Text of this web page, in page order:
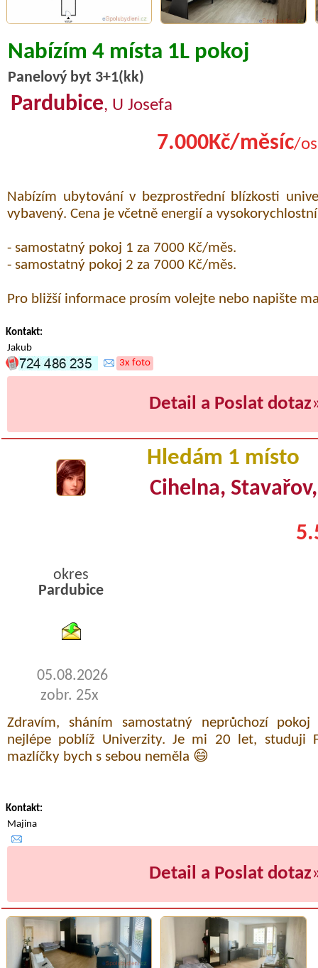
Nabízím 4 místa 1L pokoj
Panelový byt 3+1(kk)
Pardubice, U Josefa
7.000Kč/měsíc/
Nabízím ubytování v bezprostřední blízkosti
vybavený. Cena je včetně energií a
- samostatný pokoj 1 za 7000 Kč/měs.
- samostatný pokoj 2 za 7000 Kč/měs.
Pro bližší informace prosím volejte nebo napište
Kontakt:
Jakub
3x foto
Detail a Poslat dotaz
Hledám 1 místo
Cihelna,
okres
Pardubice
05.08.2026
zobr. 25x
Zdravím, sháním samostatný neprůchozí
nejlépe poblíž Univerzity. Je mi 20 let, studuji
mazlíčky bych s sebou neměla 😄
Kontakt:
Majina
Detail a Poslat dotaz